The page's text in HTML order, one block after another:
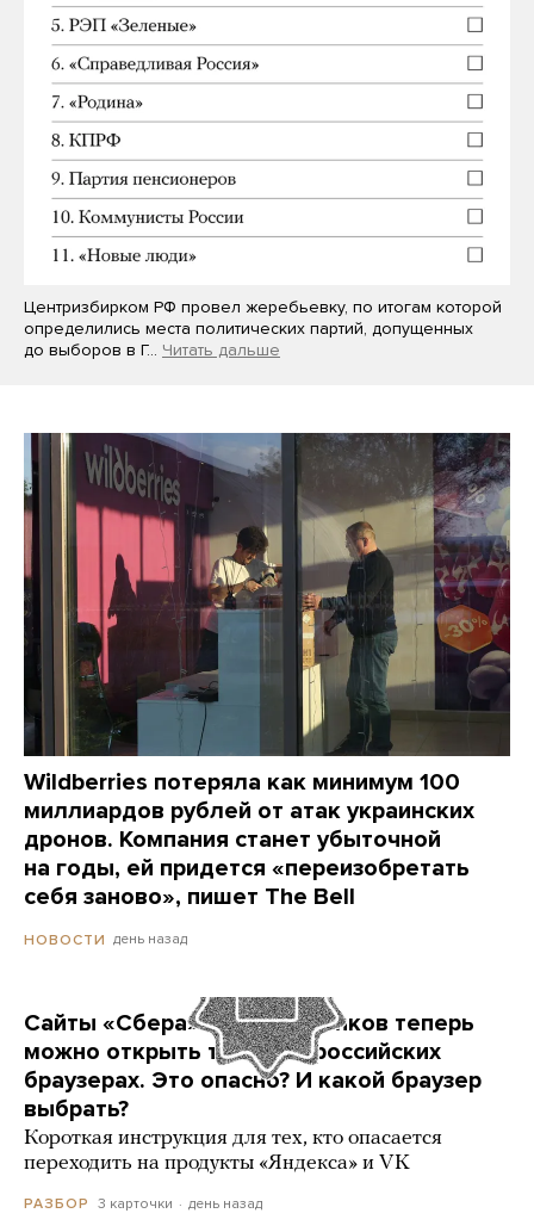
Центризбирком РФ провел жеребьевку, по итогам которой
определились места политических партий, допущенных
до выборов в Г… Читать дальше
Wildberries потеряла как минимум 100
миллиардов рублей от атак украинских
дронов. Компания станет убыточной
на годы, ей придется «переизобретать
себя заново», пишет The Bell
НОВОСТИ день назад
Сайты «Сбера» и других банков теперь
можно открыть только в российских
браузерах. Это опасно? И какой браузер
выбрать?
Короткая инструкция для тех, кто опасается
переходить на продукты «Яндекса» и VK
РАЗБОР 3 карточки день назад